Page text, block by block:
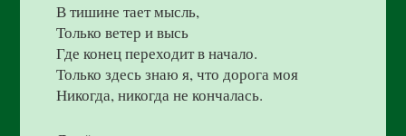
В тишине тает мысль,
Только ветер и высь
Где конец переходит в начало.
Только здесь знаю я, что дорога моя
Никогда, никогда не кончалась.